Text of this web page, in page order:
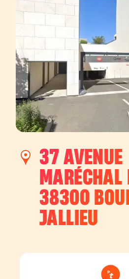
37 AVENUE
MARÉCHAL
38300
JALLIEU